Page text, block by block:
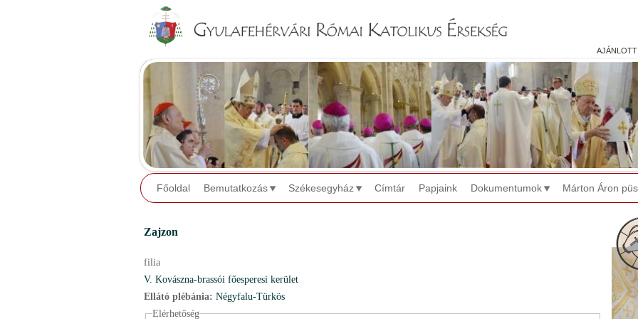
ajánlott
Főoldal Bemutatkozás Székesegyház Címtár Papjaink Dokumentumok Márton Áron
Zajzon
filia
V. Kovászna-brassói főesperesi kerület
Ellátó plébánia: Négyfalu-Türkös
Elérhetőség